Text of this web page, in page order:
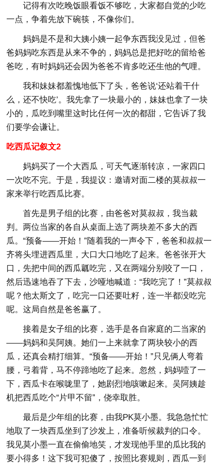
记得有次吃晚饭眼看饭不够吃，大家都自觉的少吃
一点，争着先放下碗筷，不像你们。
妈妈是不是和大姨小姨一起争东西我没见过，但爸
爸妈妈吃东西是从来不争的，妈妈总是把好吃的留给爸
爸吃，有时妈妈还会因为爸爸不肯多吃还生他的气哩。
我和妹妹都羞愧地低下了头，爸爸说‘还站着干什
么，还不快吃’。我先拿了一块最小的，妹妹也拿了一块
小的，瓜吃到嘴里这时比任何一次的都甜，它告诉了我
们要学会谦让。
吃西瓜记叙文2
妈妈买了一个大西瓜，可天气逐渐转凉，一家四口
一次吃不完。于是，我提议：邀请对面二楼的莫叔叔一
家来举行吃西瓜比赛。
首先是男子组的比赛，由爸爸对莫叔叔，我当裁
判。两位当家的各自从桌面上选了两块差不多大的西
瓜。“预备——开始！”随着我的一声令下，爸爸和叔叔一
齐将头埋进西瓜里，大口大口地吃了起来。爸爸张开大
口，先把中间的西瓜瓤吃完，又在两端分别咬了一口，
然后迅速地吞了下去，沙哑地喊道：“我吃完了！”莫叔叔
呢？他太斯文了，吃完一口还要吐籽，连一半都没吃完
呢。这局自然是爸爸赢了。
接着是女子组的比赛，选手是各自家庭的二当家的
——妈妈和吴阿姨。她们一上来就拿了两块较小的西
瓜，还真会精打细算。“预备——开始！”只见俩人弯着
腰，弓着背，马不停蹄地吃了起来。忽然，妈妈噎了一
下，西瓜卡在喉咙里了，她剧烈地咳嗽起来。吴阿姨趁
机把西瓜吃个“片甲不留”，侥幸取胜。
最后是少年组的比赛，由我PK莫小墨。我急急忙忙
地取了一块西瓜坐到了沙发上，准备听候裁判的口令。
我见莫小墨一直在偷偷地笑，才发现他手里的瓜比我的
要小得多！这下我可犯傻了，按照比赛规则，西瓜一到